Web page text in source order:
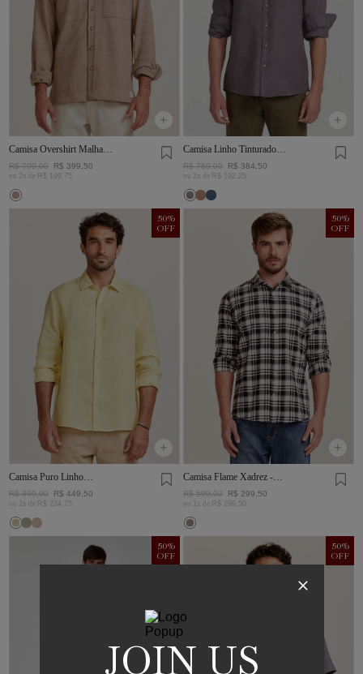
Camisa Overshirt Malha
Rústica Khaki
R$ 799,00 R$ 399,50
ou 2 x de R$ 75
Camisa Linho Tinturado
R$ 769,00 R$ 384,50
ou 2 x de R$ 192 25
Camisa Puro Linho
50%
OFF
R$ 899,00 R$ 449 50
ou 2 x de R$ 224 75
Camisa Flame Xadrez -
I23-Preto/Branco
50%
OFF
R$ 599,00 R$ 299 50
ou x de R$ 299 50
50%
OFF
50%
OFF
JOIN US